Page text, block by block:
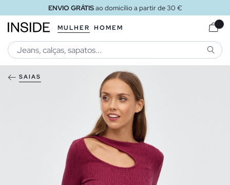
ENVIO GRÁTISao domicílio a partir de 30 €
MULHER HOMEM
SAIAS